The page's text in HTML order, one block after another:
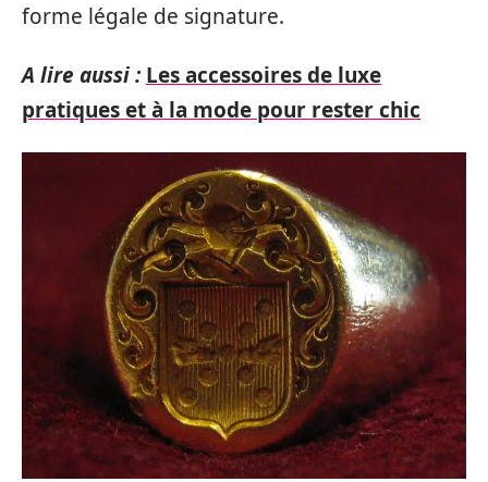
forme légale de signature.
A lire aussi : Les accessoires de luxe
pratiques et à la mode pour rester chic